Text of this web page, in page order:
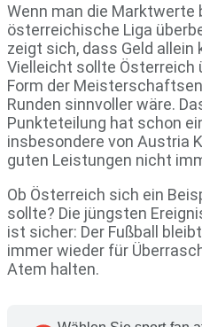
Wenn man die
österreichische Liga
zeigt sich, dass Geld allein
Vielleicht sollte Österreich
Form der
Runden sinnvoller wäre.
Punkteteilung hat schon
insbesondere von Austria
guten Leistungen nicht
Ob Österreich sich ein
sollte? Die jüngsten
ist sicher: Der Fußball
immer wieder für
Atem halten.